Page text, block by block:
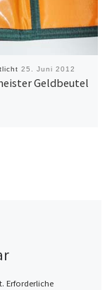
25. Juni 2012
Geldbeutel
Erforderliche